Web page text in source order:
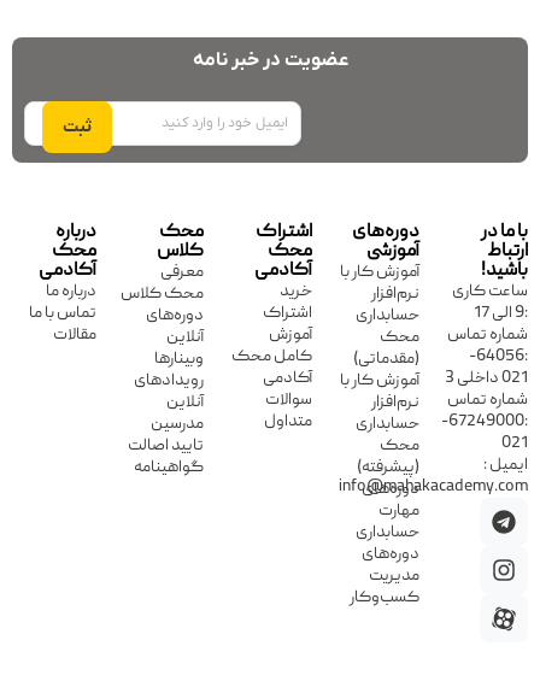
عضویت در خبر نامه
با ما در
ارتباط
باشید!
ساعت کاری
:9 الی 17
شماره تماس
:64056-
021 داخلی 3
شماره تماس
:67249000-
021
ایمیل :
info@mahakacademy.com
دوره‌های
آموزشی
آموزش کار با
نرم‌افزار
حسابداری
محک
(مقدماتی)
آموزش کار با
نرم‌افزار
حسابداری
محک
(پیشرفته)
دوره‌های
مهارت
حسابداری
دوره‌های
مدیریت
کسب‌وکار
اشتراک
محک
آکادمی
خرید
اشتراک
آموزش
کامل محک
آکادمی
سوالات
متداول
محک
کلاس
معرفی
محک کلاس
دوره‌های
آنلاین
وبینارها
رویدادهای
آنلاین
مدرسین
تایید اصالت
گواهینامه
درباره
محک
آکادمی
درباره ما
تماس با ما
مقالات